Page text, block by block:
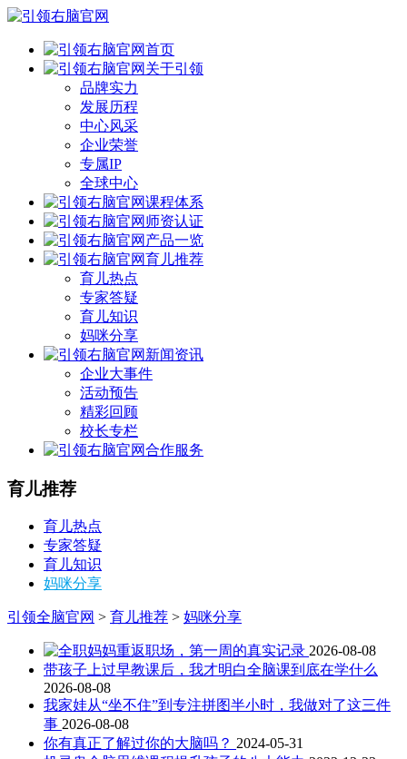
首页
关于引领
品牌实力
发展历程
中心风采
企业荣誉
专属IP
全球中心
课程体系
师资认证
产品一览
育儿推荐
育儿热点
专家答疑
育儿知识
妈咪分享
新闻资讯
企业大事件
活动预告
精彩回顾
校长专栏
合作服务
育儿推荐
育儿热点
专家答疑
育儿知识
妈咪分享
引领全脑官网 > 育儿推荐 > 妈咪分享
全职妈妈重返职场，第一周的真实记录 2026-08-08
带孩子上过早教课后，我才明白全脑课到底在学什么
2026-08-08
我家娃从“坐不住”到专注拼图半小时，我做对了这三件
事 2026-08-08
你有真正了解过你的大脑吗？ 2024-05-31